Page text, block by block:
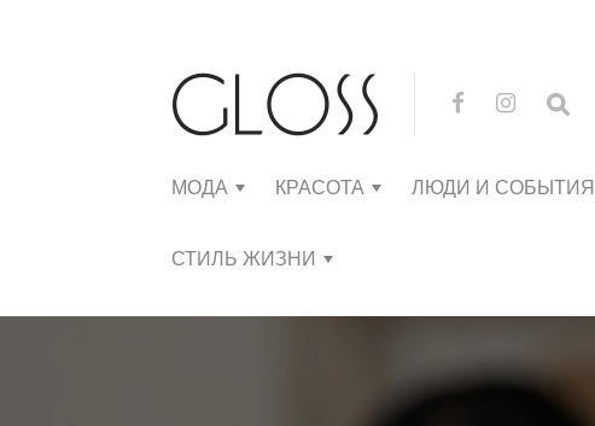
МОДА КРАСОТА ЛЮДИ И СОБЫТИЯ
СТИЛЬ ЖИЗНИ